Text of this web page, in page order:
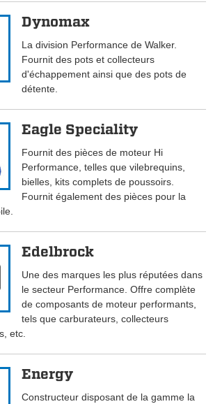
Dynomax
La division Performance de Walker.
Fournit des pots et collecteurs
d'échappement ainsi que des pots de
détente.
Eagle Speciality
Fournit des pièces de moteur Hi
Performance, telles que vilebrequins,
bielles, kits complets de poussoirs.
Fournit également des pièces pour la
Edelbrock
Une des marques les plus réputées dans
le secteur Performance. Offre complète
de composants de moteur performants,
tels que carburateurs, collecteurs
etc.
Energy
Constructeur disposant de la gamme la